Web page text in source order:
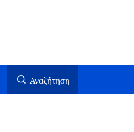
Αναζήτηση